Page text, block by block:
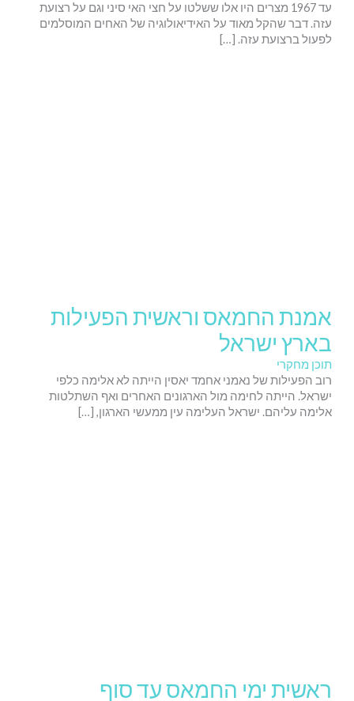
עד 1967 מצרים היו אלו ששלטו על חצי האי סיני וגם על רצועת
עזה. דבר שהקל מאוד על האידיאולוגיה של האחים המוסלמים
לפעול ברצועת עזה. […]
אמנת החמאס וראשית הפעילות
בארץ ישראל
תוכן מחקרי
רוב הפעילות של נאמני אחמד יאסין הייתה לא אלימה כלפי
ישראל. הייתה לחימה מול הארגונים האחרים ואף השתלטות
אלימה עליהם. ישראל העלימה עין ממעשי הארגון, […]
ראשית ימי החמאס עד סוף